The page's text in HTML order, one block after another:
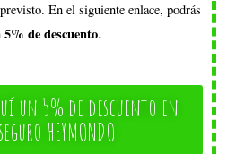
En el siguiente enlace, podrás
5% de descuento.
un 5% de descuento en
HEYMONDO